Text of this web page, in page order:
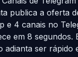
publica a oferta
e 4 canais no
em 8 segundos.
adianta ser